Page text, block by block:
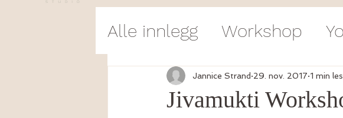
Alle innlegg Workshop
Poem Timebeskrivelse
Jivamukti
Jannice Strand 29. nov. 2017 1 min